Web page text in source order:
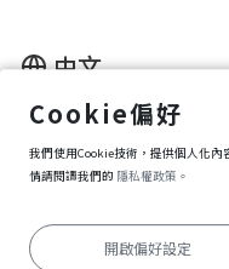
前往
隱私權保護政策
資訊安全政策
Copyright © 2025 Popworld
中文
Cookie偏好
我們使用Cookie技術，提供個人化
情請閱讀我們的 隱私權政策。
開啟偏好設定